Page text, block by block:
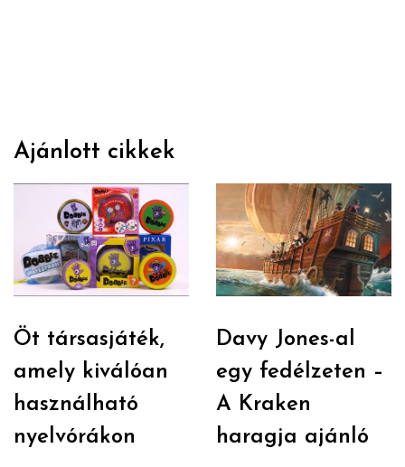
Ajánlott cikkek
Öt társasjáték,
amely kiválóan
használható
nyelvórákon
Davy Jones-al
egy fedélzeten –
A Kraken
haragja ajánló